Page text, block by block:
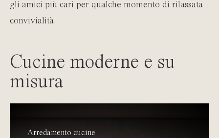
gli amici più cari per qualche momento di rilassata
convivialità.
Cucine moderne e su
misura
Arredamento cucine